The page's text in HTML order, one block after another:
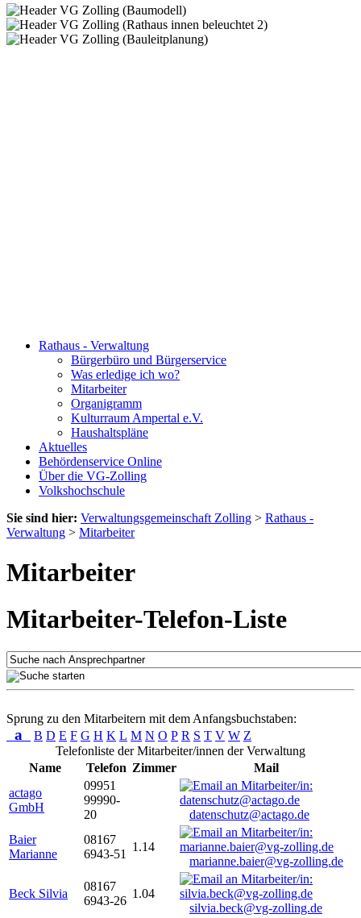
Rathaus - Verwaltung
Bürgerbüro und Bürgerservice
Was erledige ich wo?
Mitarbeiter
Organigramm
Kulturraum Ampertal e.V.
Haushaltspläne
Aktuelles
Behördenservice Online
Über die VG-Zolling
Volkshochschule
Sie sind hier: Verwaltungsgemeinschaft Zolling > Rathaus -
Verwaltung > Mitarbeiter
Mitarbeiter
Mitarbeiter-Telefon-Liste
Sprung zu den Mitarbeitern mit dem Anfangsbuchstaben:
a B D E F G H K L M N O P R S T V W Z
Telefonliste der Mitarbeiter/innen der Verwaltung
Name
Telefon Zimmer
Mail
actago
GmbH
09951
99990-
20
datenschutz@actago.de
Baier
Marianne
08167
6943-51
1.14
marianne.baier@vg-zolling.de
Beck Silvia
08167
6943-26
1.04
silvia.beck@vg-zolling.de